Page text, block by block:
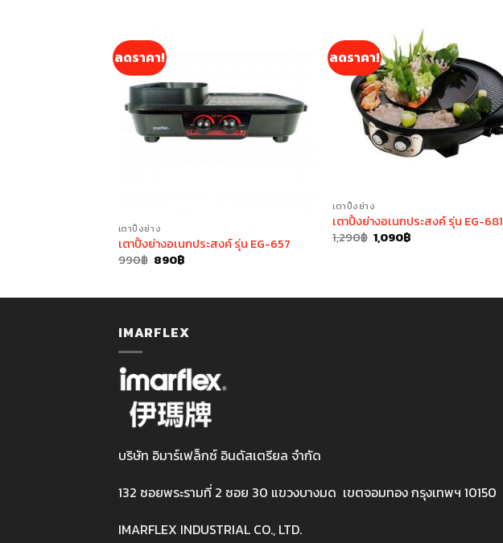
ลดราคา!
เตาปิ้งย่าง
เตาปิ้งย่างอเนกประสงค์ รุ่น EG-657
990฿ Original
price
890฿
ลดราคา!
เตาปิ้งย่าง
เตาปิ้งย่างอเนกประสงค์ รุ่น EG-681
1,290฿ Original
price
1,090฿
IMARFLEX
บริษัท อิมาร์เฟล็กซ์ อินดัสเตรียล จำกัด
132 ซอยพระรามที่ 2 ซอย 30 แขวงบางมด เขตจอมทอง กรุงเทพฯ 10150
IMARFLEX INDUSTRIAL CO., LTD.